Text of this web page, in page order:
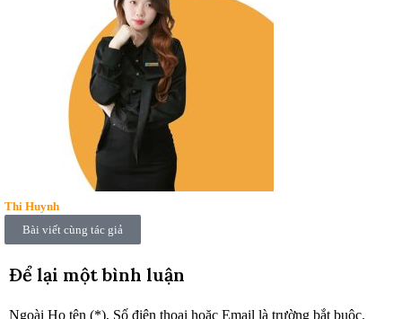
Thi Huynh
Bài viết cùng tác giả
Để lại một bình luận
Ngoài Họ tên (*), Số điện thoại hoặc Email là trường bắt buộc.